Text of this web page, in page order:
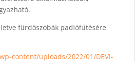
fürdőszobák padlófűtésére
content/uploads/2022/01/DEVI-